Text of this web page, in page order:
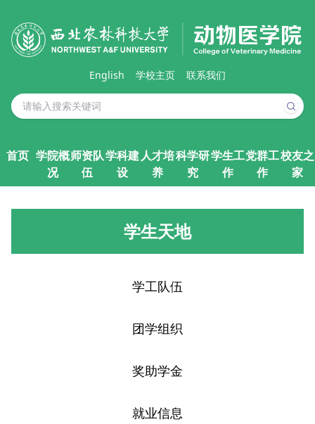
English 学校主页 联系我们
首页 学院概
况
师资队
伍
学科建
设
人才培
养
科学研
究
学生工
作
党群工
作
校友之
家
学生天地
学工队伍
团学组织
奖助学金
就业信息